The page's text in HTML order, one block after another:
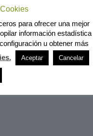
para ofrecer una mejor
información estadística
u obtener más
Aceptar Cancelar